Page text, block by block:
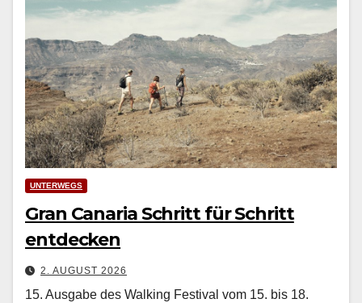
UNTERWEGS
Gran Canaria Schritt für Schritt
entdecken
2. AUGUST 2026
15. Ausgabe des Walking Festival vom 15. bis 18.